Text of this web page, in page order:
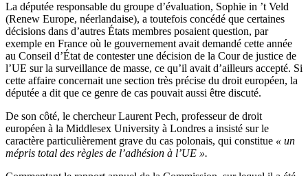
La députée responsable du groupe d’évaluation, Sophie in ’t Veld
(Renew Europe, néerlandaise), a toutefois concédé que certaines
décisions dans d’autres États membres posaient question, par
exemple en France où le gouvernement avait demandé cette année
au Conseil d’État de contester une décision de la Cour de justice de
l’UE sur la surveillance de masse, ce qu’il avait d’ailleurs accepté. Si
cette affaire concernait une section très précise du droit européen, la
députée a dit que ce genre de cas pouvait aussi être discuté.
De son côté, le chercheur Laurent Pech, professeur de droit
européen à la Middlesex University à Londres a insisté sur le
caractère particulièrement grave du cas polonais, qui constitue « un
mépris total des règles de l’adhésion à l’UE ».